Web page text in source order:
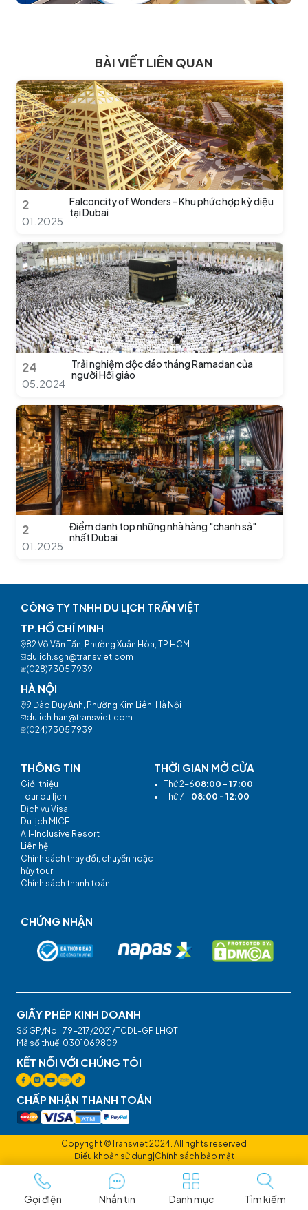
BÀI VIẾT LIÊN QUAN
2
01.2025
Falconcity of Wonders - Khu phức hợp kỳ diệu
tại Dubai
24
05.2024
Trải nghiệm độc đáo tháng Ramadan của
người Hồi giáo
2
01.2025
Điểm danh top những nhà hàng "chanh sả"
nhất Dubai
Gọi điện Nhắn tin Danh mục Tìm kiếm
CÔNG TY TNHH DU LỊCH TRẦN VIỆT
TP.HỒ CHÍ MINH
82 Võ Văn Tần, Phường Xuân Hòa, TP.HCM
dulich.sgn@transviet.com
(028)7305 7939
HÀ NỘI
9 Đào Duy Anh, Phường Kim Liên, Hà Nội
dulich.han@transviet.com
(024)7305 7939
THÔNG TIN
Giới thiệu
Tour du lịch
Dịch vụ Visa
Du lịch MICE
All-Inclusive Resort
Liên hệ
Chính sách thay đổi, chuyển hoặc
hủy tour
Chính sách thanh toán
THỜI GIAN MỞ CỬA
• Thứ 2-608:00 - 17:00
• Thứ 7 08:00 - 12:00
CHỨNG NHẬN
GIẤY PHÉP KINH DOANH
Số GP/No.: 79-217/2021/TCDL-GP LHQT
Mã số thuế: 0301069809
KẾT NỐI VỚI CHÚNG TÔI
CHẤP NHẬN THANH TOÁN
Copyright ©Transviet 2024. All rights reserved
Điều khoản sử dụng Chính sách bảo mật